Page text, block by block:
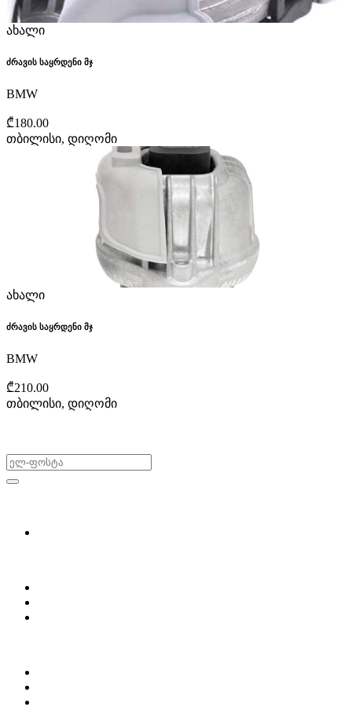
ახალი
ძრავის საყრდენი მჯ
BMW
₾180.00
თბილისი, დიღომი
ახალი
ძრავის საყრდენი მჯ
BMW
₾210.00
თბილისი, დიღომი